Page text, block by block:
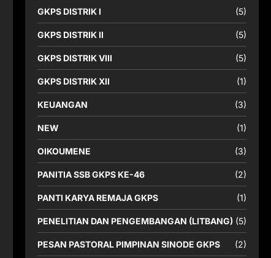
GKPS DISTRIK I (5)
GKPS DISTRIK II (5)
GKPS DISTRIK VIII (5)
GKPS DISTRIK XII (1)
KEUANGAN (3)
NEW (1)
OIKOUMENE (3)
PANITIA SSB GKPS KE-46 (2)
PANTI KARYA REMAJA GKPS (1)
PENELITIAN DAN PENGEMBANGAN (LITBANG) (5)
PESAN PASTORAL PIMPINAN SINODE GKPS (2)